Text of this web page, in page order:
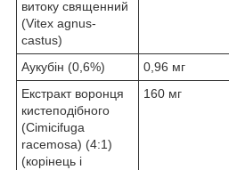
витоку священний
(Vitex agnus-
castus)
Аукубін (0,6%)
0,96 мг
Екстракт воронця
кистеподібного
(Cimicifuga
racemosa) (4:1)
(корінець і
160 мг